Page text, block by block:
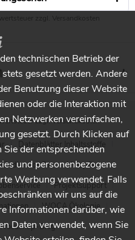
zzgl. Versandkosten
zzgl.Versandkosten
Datenblätter Inhaltsstoffe
vor Ort
Holzpflege
Projektsupport
WOCA Ökologie
Blog
technischen Betrieb der
gesetzt werden. Andere
Benutzung dieser Website
oder die Interaktion mit
Netzwerken vereinfachen,
gesetzt. Durch Klicken auf
Sie der entsprechenden
und personenbezogene
Werbung verwendet. Falls
wir uns auf die
Informationen darüber, wie
Daten verwendet, wenn Sie